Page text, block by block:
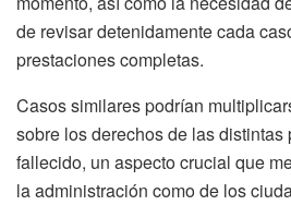
de revisar detenidamente cada
prestaciones completas.
Casos similares podrían
sobre los derechos de las
fallecido, un aspecto crucial que
la administración como de los